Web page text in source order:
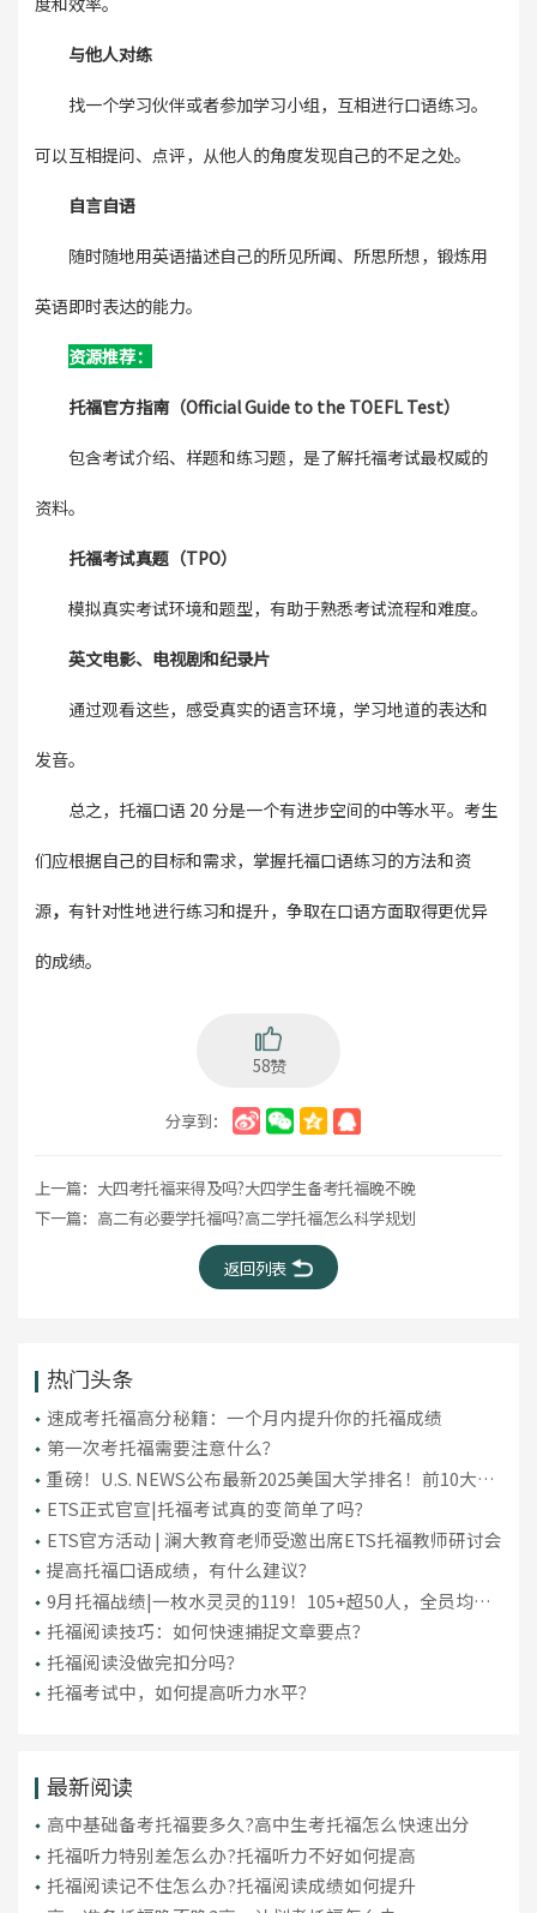
与他人对练
找一个学习伙伴或者参加学习小组，互相进行口语练习。
可以互相提问、点评，从他人的角度发现自己的不足之处。
自言自语
随时随地用英语描述自己的所见所闻、所思所想，锻炼用
英语即时表达的能力。
资源推荐：
托福官方指南（Official Guide to the TOEFL Test）
包含考试介绍、样题和练习题，是了解托福考试最权威的
资料。
托福考试真题（TPO）
模拟真实考试环境和题型，有助于熟悉考试流程和难度。
英文电影、电视剧和纪录片
通过观看这些，感受真实的语言环境，学习地道的表达和
发音。
总之，托福口语 20 分是一个有进步空间的中等水平。考生
们应根据自己的目标和需求，掌握托福口语练习的方法和资
源， 有针对性地进行练习和提升，争取在口语方面取得更优异
的成绩。
58赞
分享到：
上一篇： 大四考托福来得及吗?大四学生备考托福晚不晚
下一篇： 高二有必要学托福吗?高二学托福怎么科学规划
返回列表
热门头条
​速成考托福高分秘籍：一个月内提升你的托福成绩
第一次考托福需要注意什么？
重磅！U.S. NEWS公布最新2025美国大学排名！前10大洗
牌，纽大重回TOP30！
ETS正式官宣|托福考试真的变简单了吗？
ETS官方活动 | 澜大教育老师受邀出席ETS托福教师研讨会
提高托福口语成绩，有什么建议？
9月托福战绩|一枚水灵灵的119！105+超50人，全员均分
破百！
托福阅读技巧：如何快速捕捉文章要点？
托福阅读没做完扣分吗？
托福考试中，如何提高听力水平？
最新阅读
高中基础备考托福要多久?高中生考托福怎么快速出分
托福听力特别差怎么办?托福听力不好如何提高
托福阅读记不住怎么办?托福阅读成绩如何提升